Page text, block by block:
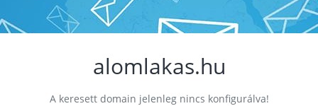
alomlakas.hu
A keresett domain jelenleg nincs konfigurálva!